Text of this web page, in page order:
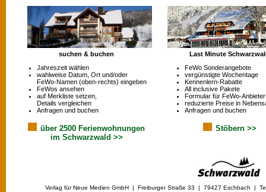
suchen & buchen
Jahreszeit wählen
wahlweise Datum, Ort und/oder
FeWo-Namen (oben-rechts) eingeben
FeWos ansehen
auf Merkliste setzen,
Details vergleichen
Anfragen und buchen
über 2500 Ferienwohnungen
im Schwarzwald >>
Last Minute
FeWo Sonderangebote
vergünstigte Wochentage
Kennenlern-Rabatte
All inclusive Pakete
Formular für FeWo-Anbieter
reduzierte Preise in
Anfragen und buchen
Stöbern >>
Verlag für Neue Medien GmbH | Freiburger Straße 33 | 79427 Eschbach |